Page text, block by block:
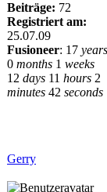
Beiträge: 72
Registriert am:
25.07.09
Fusioneer: 17 years
0 months 1 weeks
12 days 11 hours 2
minutes 42 seconds
Gerry